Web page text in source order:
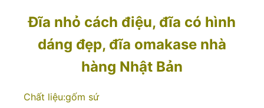
Đĩa nhỏ cách điệu, đĩa có hình
dáng đẹp, đĩa omakase nhà
hàng Nhật Bản
Chất liệu:gốm sứ